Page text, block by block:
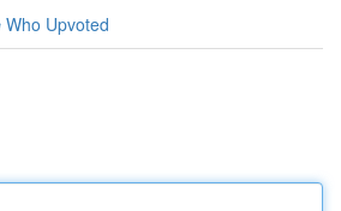
Who Upvoted